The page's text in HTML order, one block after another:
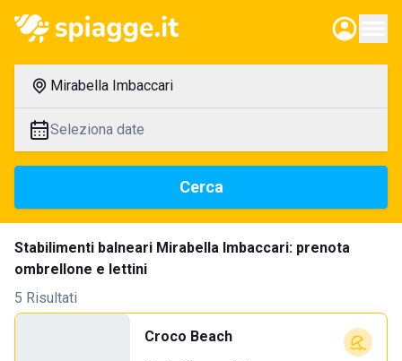
Mirabella Imbaccari
Seleziona date
Cerca
Stabilimenti balneari Mirabella Imbaccari: prenota
ombrellone e lettini
5 Risultati
Croco Beach